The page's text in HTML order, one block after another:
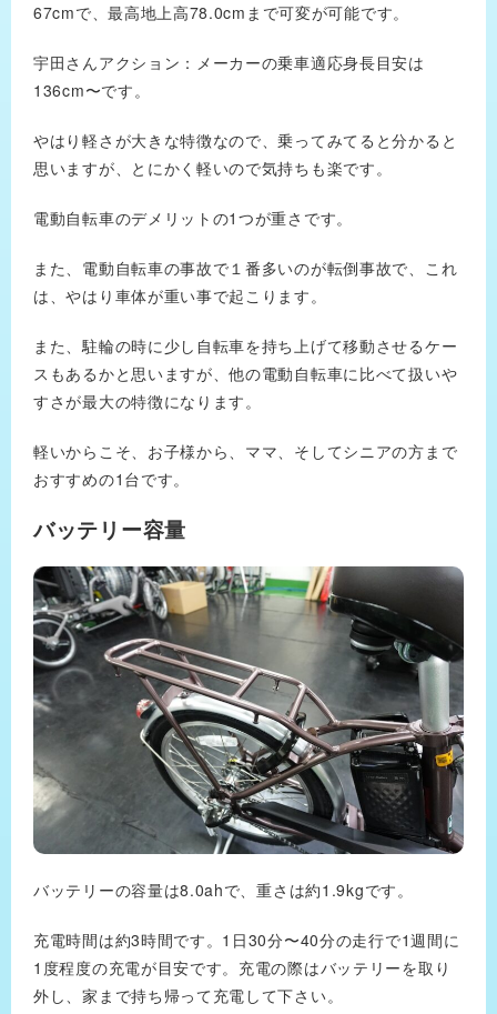
67cmで、最高地上高78.0cmまで可変が可能です。
宇田さんアクション：メーカーの乗車適応身長目安は
136cm〜です。
やはり軽さが大きな特徴なので、乗ってみてると分かると
思いますが、とにかく軽いので気持ちも楽です。
電動自転車のデメリットの1つが重さです。
また、電動自転車の事故で１番多いのが転倒事故で、これ
は、やはり車体が重い事で起こります。
また、駐輪の時に少し自転車を持ち上げて移動させるケー
スもあるかと思いますが、他の電動自転車に比べて扱いや
すさが最大の特徴になります。
軽いからこそ、お子様から、ママ、そしてシニアの方まで
おすすめの1台です。
バッテリー容量
バッテリーの容量は8.0ahで、重さは約1.9kgです。
充電時間は約3時間です。1日30分〜40分の走行で1週間に
1度程度の充電が目安です。充電の際はバッテリーを取り
外し、家まで持ち帰って充電して下さい。